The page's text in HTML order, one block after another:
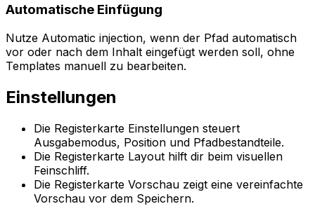
Automatische Einfügung
Nutze Automatic injection, wenn der Pfad automatisch
vor oder nach dem Inhalt eingefügt werden soll, ohne
Templates manuell zu bearbeiten.
Einstellungen
Die Registerkarte Einstellungen steuert
Ausgabemodus, Position und Pfadbestandteile.
Die Registerkarte Layout hilft dir beim visuellen
Feinschliff.
Die Registerkarte Vorschau zeigt eine vereinfachte
Vorschau vor dem Speichern.